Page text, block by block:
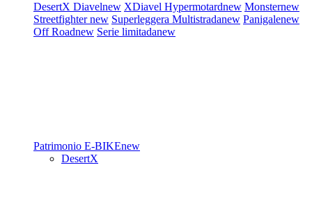
DesertX Diavelnew XDiavel Hypermotardnew Monsternew
Streetfighternew Superleggera Multistradanew Panigalenew
Off Roadnew Serie limitadanew
Patrimonio E-BIKEnew
DesertX